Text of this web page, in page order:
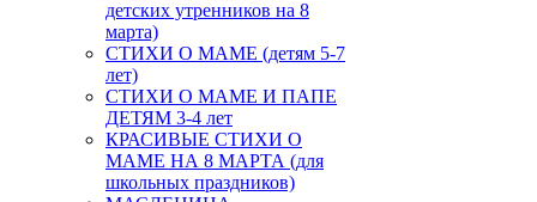
детских утренников на 8
марта)
СТИХИ О МАМЕ (детям 5-7
лет)
СТИХИ О МАМЕ И ПАПЕ
ДЕТЯМ 3-4 лет
КРАСИВЫЕ СТИХИ О
МАМЕ НА 8 МАРТА (для
школьных праздников)